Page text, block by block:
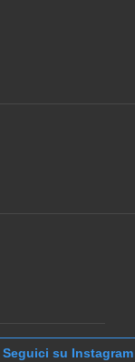
Seguici su Instagram